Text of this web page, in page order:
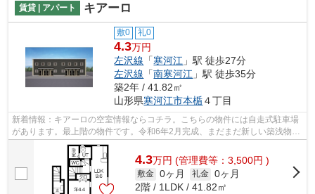
賃貸 | アパート キアーロ
敷0 礼0
4.3万円
左沢線 「寒河江 」駅 徒歩27分
左沢線 「南寒河江 」駅 徒歩35分
築2年 / 41.82㎡
山形県寒河江市本楯４丁目
新着情報：キアーロの空室情報ならコチラ。こちらの物件には自走式駐車場
があります。最上階の物件です。令和6年2月完成、まだまだ新しい築浅物
件。こだわりたい条件などがあれば、023...
4.3万円 (管理費等：3,500円 )
敷金 0ヶ月 礼金 0ヶ月
2階 / 1LDK / 41.82㎡